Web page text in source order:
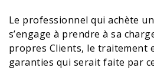
Le professionnel qui achète
s’engage à prendre à sa
propres Clients, le traitement
garanties qui serait faite par